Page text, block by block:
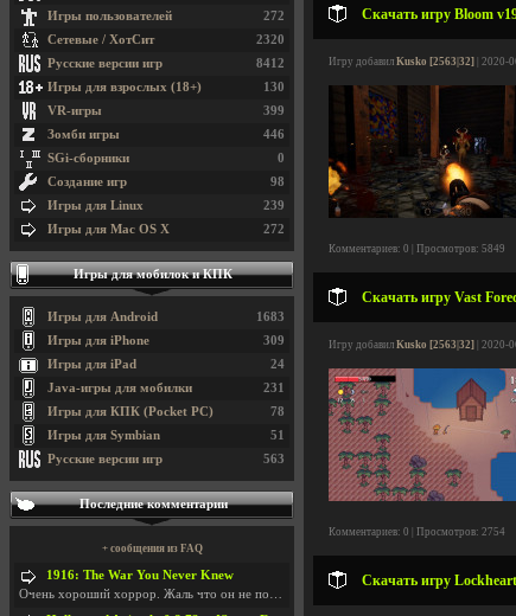
Скачать игру Bloom
Игру добавил Kusko [2563|32] | 2020-
Комментариев: 0 | Просмотров: 5849
Скачать игру Vast
Игру добавил Kusko [2563|32] | 2020-
Комментариев: 0 | Просмотров: 2754
Скачать игру
272
Игры пользователей
2320
Сетевые / ХотСит
8412
Русские версии игр
130
Игры для взрослых (18+)
399
VR-игры
446
Зомби игры
0
SGi-сборники
98
Создание игр
239
Игры для Linux
272
Игры для Mac OS X
Игры для мобилок и КПК
1683
Игры для Android
309
Игры для iPhone
24
Игры для iPad
231
Java-игры для мобилки
78
Игры для КПК (Pocket PC)
51
Игры для Symbian
563
Русские версии игр
Последние комментарии
+ сообщения из FAQ
1916: The War You Never Knew
Очень хороший хоррор. Жаль что он не получил должн